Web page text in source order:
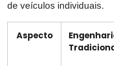
de veículos individuais.
Aspecto